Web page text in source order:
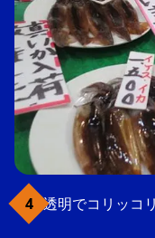
透明でコリッコ